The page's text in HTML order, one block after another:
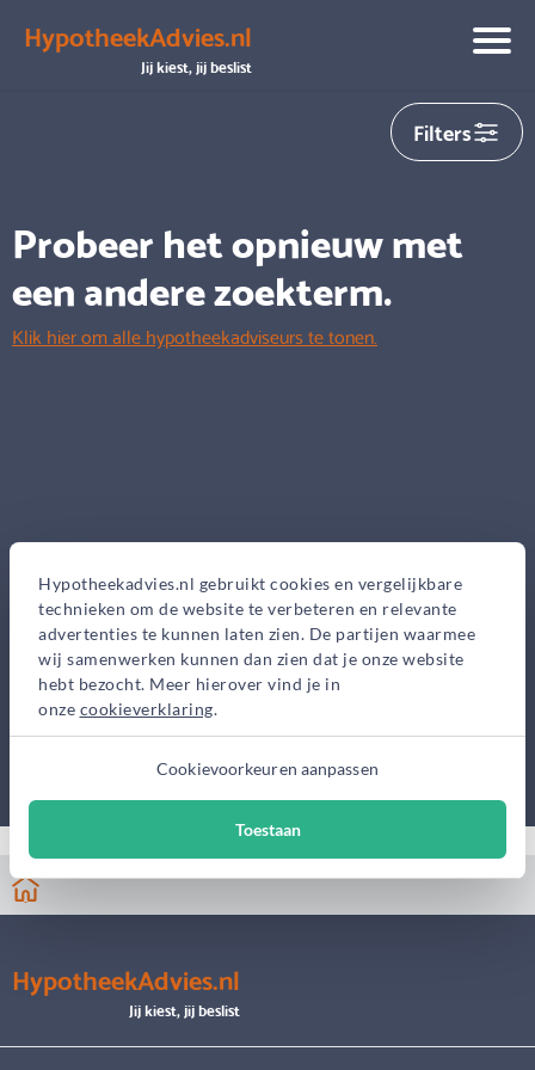
Hypotheekadvies.nl gebruikt cookies en vergelijkbare
technieken om de website te verbeteren en relevante
advertenties te kunnen laten zien. De partijen waarmee
wij samenwerken kunnen dan zien dat je onze website
hebt bezocht. Meer hierover vind je in
onze cookieverklaring.
Cookievoorkeuren aanpassen
Toestaan
HypotheekAdvies.nl
Jij kiest, jij beslist
We hebben helaas0adviseurs gevonden die aansluiten op
jouw zoekopdracht
Filters
Probeer het opnieuw met
een andere zoekterm.
Klik hier om alle hypotheekadviseurs te tonen.
HypotheekAdvies.nl
Jij kiest, jij beslist